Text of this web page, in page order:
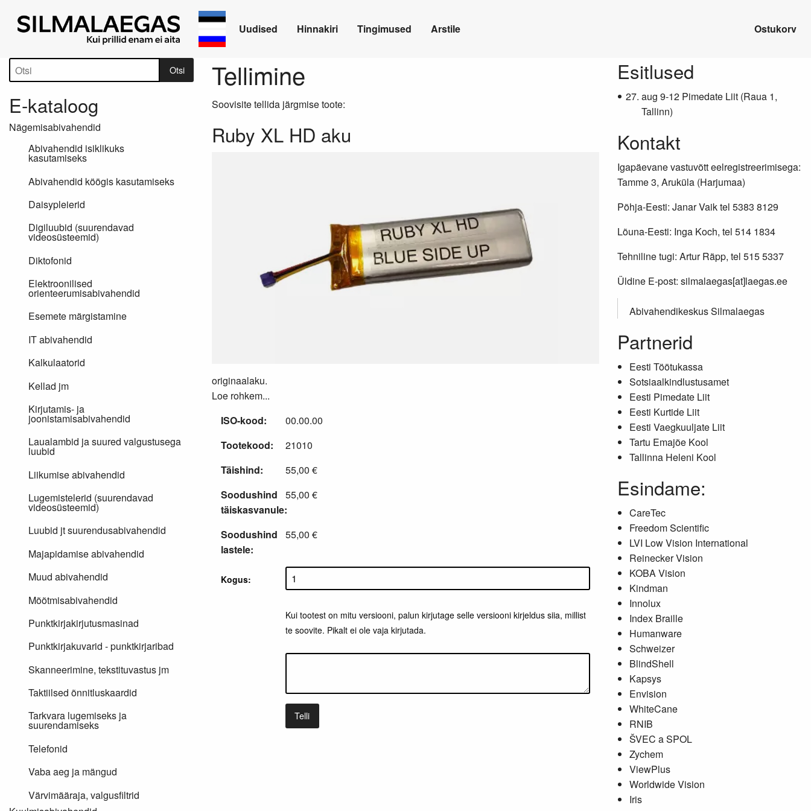
Uudised Hinnakiri Tingimused Arstile Ostukorv
Tellimine
Soovisite tellida järgmise toote:
Ruby XL HD aku
originaalaku.
Loe rohkem...
ISO-kood:
00.00.00
Tootekood:
21010
Täishind:
55,00 €
Soodushind
täiskasvanule:
55,00 €
Soodushind
lastele:
55,00 €
Kogus:
Kui tootest on mitu versiooni, palun kirjutage selle versiooni kirjeldus siia, millist
te soovite. Pikalt ei ole vaja kirjutada.
Telli
Tootepuu Otsi
E-kataloog
Nägemisabivahendid
Abivahendid isiklikuks
kasutamiseks
Abivahendid köögis kasutamiseks
Daisypleierid
Digiluubid (suurendavad
videosüsteemid)
Diktofonid
Elektroonilised
orienteerumisabivahendid
Esemete märgistamine
IT abivahendid
Kalkulaatorid
Kellad jm
Kirjutamis- ja
joonistamisabivahendid
Laualambid ja suured valgustusega
luubid
Liikumise abivahendid
Lugemistelerid (suurendavad
videosüsteemid)
Luubid jt suurendusabivahendid
Majapidamise abivahendid
Muud abivahendid
Mõõtmisabivahendid
Punktkirjakirjutusmasinad
Punktkirjakuvarid - punktkirjaribad
Skanneerimine, tekstituvastus jm
Taktiilsed õnnitluskaardid
Tarkvara lugemiseks ja
suurendamiseks
Telefonid
Vaba aeg ja mängud
Värvimääraja, valgusfiltrid
Lisainfo
Esitlused
aug 9-12 Pimedate Liit (Raua 1,
Tallinn)
Kontakt
Igapäevane vastuvõtt eelregistreerimisega:
Tamme 3, Aruküla (Harjumaa)
Põhja-Eesti: Janar Vaik tel 5383 8129
Lõuna-Eesti: Inga Koch, tel 514 1834
Tehniline tugi: Artur Räpp, tel 515 5337
Üldine E-post: silmalaegas[at]laegas.ee
Abivahendikeskus Silmalaegas
Partnerid
Eesti Töötukassa
Sotsiaalkindlustusamet
Eesti Pimedate Liit
Eesti Kurtide Liit
Eesti Vaegkuuljate Liit
Tartu Emajõe Kool
Tallinna Heleni Kool
Esindame:
CareTec
Freedom Scientific
LVI Low Vision International
Reinecker Vision
KOBA Vision
Kindman
Innolux
Index Braille
Humanware
Schweizer
BlindShell
Kapsys
Envision
WhiteCane
RNIB
ŠVEC a SPOL
Zychem
ViewPlus
Worldwide Vision
Iris